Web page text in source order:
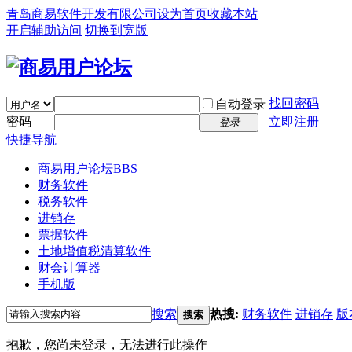
青岛商易软件开发有限公司 设为首页收藏本站
开启辅助访问 切换到宽版
自动登录 找回密码
密码
登录
立即注册
快捷导航
商易用户论坛BBS
财务软件
税务软件
进销存
票据软件
土地增值税清算软件
财会计算器
手机版
搜索 搜索 热搜: 财务软件 进销存 版
抱歉，您尚未登录，无法进行此操作